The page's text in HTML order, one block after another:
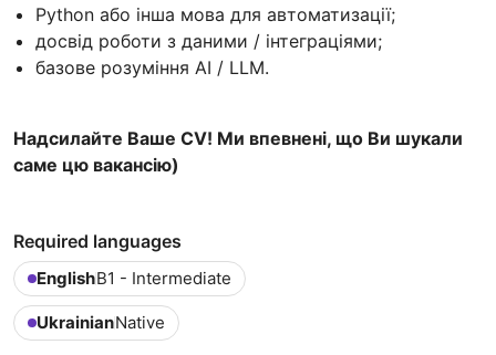
Python або інша мова для автоматизації;
досвід роботи з даними / інтеграціями;
базове розуміння AI / LLM.
Надсилайте Ваше CV! Ми впевнені, що Ви шукали
саме цю вакансію)
Required languages
EnglishB1 - Intermediate
UkrainianNative